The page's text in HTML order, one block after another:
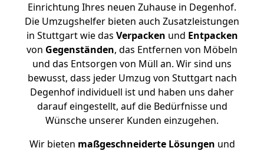
Einrichtung Ihres neuen Zuhause in Degenhof.
Die Umzugshelfer bieten auch Zusatzleistungen
in Stuttgart wie das Verpacken und Entpacken
von Gegenständen, das Entfernen von Möbeln
und das Entsorgen von Müll an. Wir sind uns
bewusst, dass jeder Umzug von Stuttgart nach
Degenhof individuell ist und haben uns daher
darauf eingestellt, auf die Bedürfnisse und
Wünsche unserer Kunden einzugehen.
Wir bieten maßgeschneiderte Lösungen und